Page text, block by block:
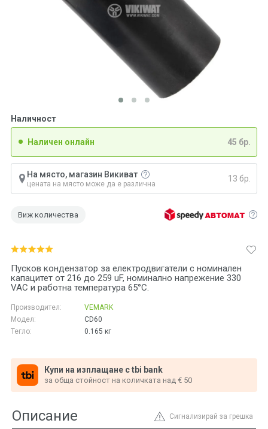
Пусков кондензатор за електродвигатели с номинален
капацитет от 216 до 259 uF, номинално напрежение 330
VAC и работна температура 65°C.
Производител:
VEMARK
Модел:
CD60
Тегло:
0.165 кг
Купи на изплащане с tbi bank
за обща стойност на количката над € 50
Наличност
Наличен онлайн 45 бр.
На място, магазин Викиват
цената на място може да е различна
13 бр.
Виж количества
Сигнализирай за грешка
Описание